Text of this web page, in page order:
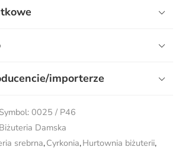
KONTRASTU
CZCIONKI
importerze
0025 / P46
Biżuteria Damska
srebrna,Cyrkonia,Hurtownia biżuterii,